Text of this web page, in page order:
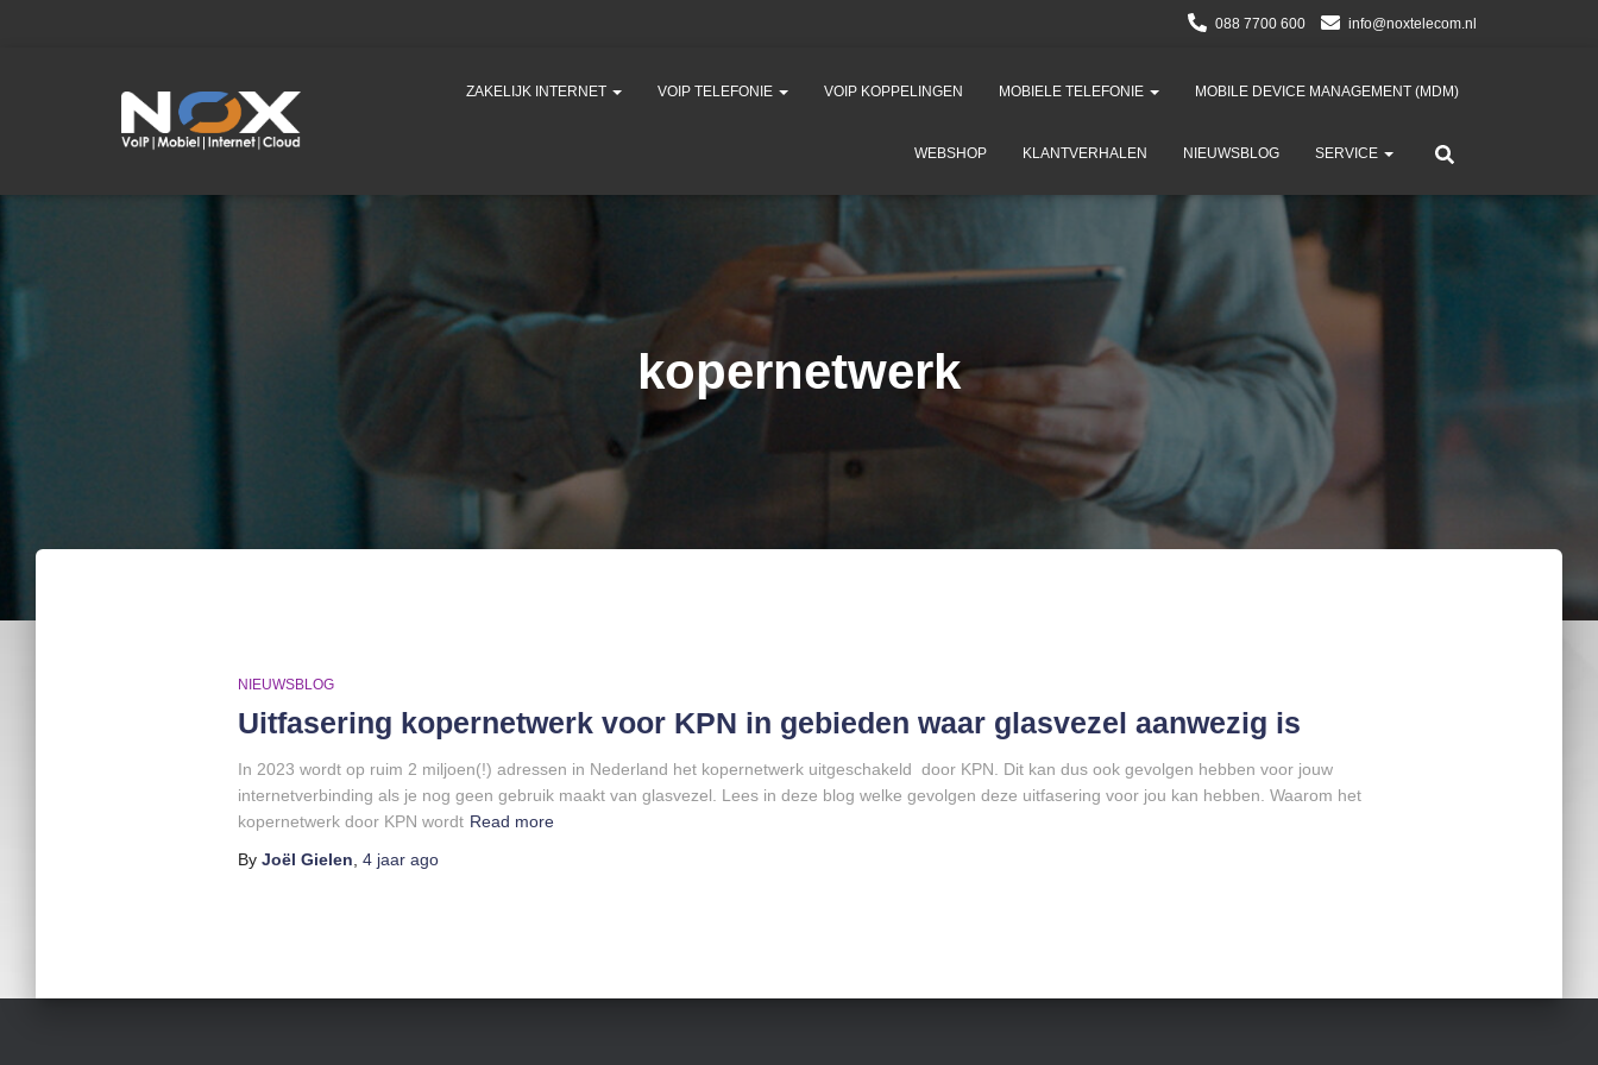
088 7700 600 info@noxtelecom.nl
ZAKELIJK INTERNET VOIP TELEFONIE VOIP KOPPELINGEN MOBIELE TELEFONIE MOBILE DEVICE MANAGEMENT (MDM)​
WEBSHOP KLANTVERHALEN NIEUWSBLOG SERVICE
kopernetwerk
NIEUWSBLOG
Uitfasering kopernetwerk voor KPN in gebieden waar glasvezel aanwezig is
In 2023 wordt op ruim 2 miljoen(!) adressen in Nederland het kopernetwerk uitgeschakeld door KPN. Dit kan dus ook gevolgen hebben voor jouw
internetverbinding als je nog geen gebruik maakt van glasvezel. Lees in deze blog welke gevolgen deze uitfasering voor jou kan hebben. Waarom het
kopernetwerk door KPN wordt Read more
By Joël Gielen 4 jaarago